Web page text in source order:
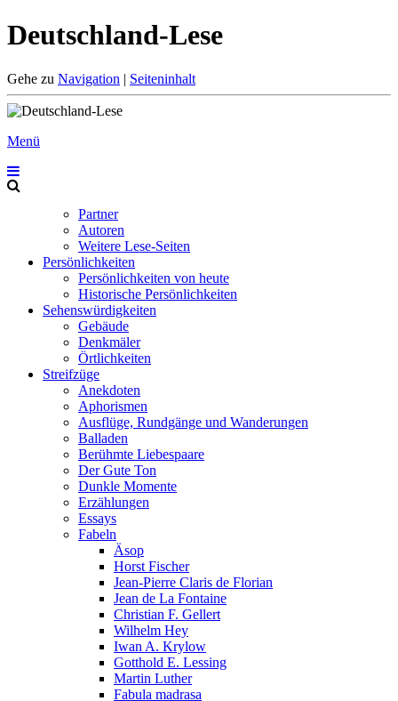
Deutschland-Lese
Gehe zu Navigation | Seiteninhalt
Menü
Partner
Autoren
Weitere Lese-Seiten
Persönlichkeiten
Persönlichkeiten von heute
Historische Persönlichkeiten
Sehenswürdigkeiten
Gebäude
Denkmäler
Örtlichkeiten
Streifzüge
Anekdoten
Aphorismen
Ausflüge, Rundgänge und Wanderungen
Balladen
Berühmte Liebespaare
Der Gute Ton
Dunkle Momente
Erzählungen
Essays
Fabeln
Äsop
Horst Fischer
Jean-Pierre Claris de Florian
Jean de La Fontaine
Christian F. Gellert
Wilhelm Hey
Iwan A. Krylow
Gotthold E. Lessing
Martin Luther
Fabula madrasa